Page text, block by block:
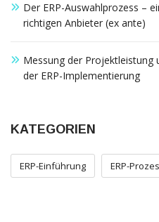
Der ERP-Auswahlprozess –
richtigen Anbieter (ex ante)
Messung der Projektleistung
der ERP-Implementierung
KATEGORIEN
ERP-Einführung ERP-
weitergegeben und
von ihnen